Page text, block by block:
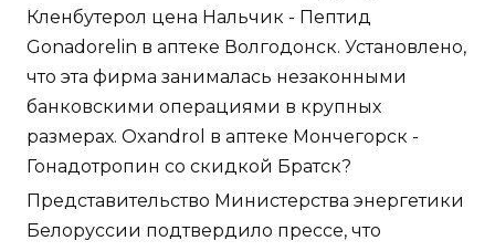
Кленбутерол цена Нальчик - Пептид
Gonadorelin в аптеке Волгодонск. Установлено,
что эта фирма занималась незаконными
банковскими операциями в крупных
размерах. Oxandrol в аптеке Мончегорск -
Гонадотропин со скидкой Братск?
Представительство Министерства энергетики
Белоруссии подтвердило прессе, что